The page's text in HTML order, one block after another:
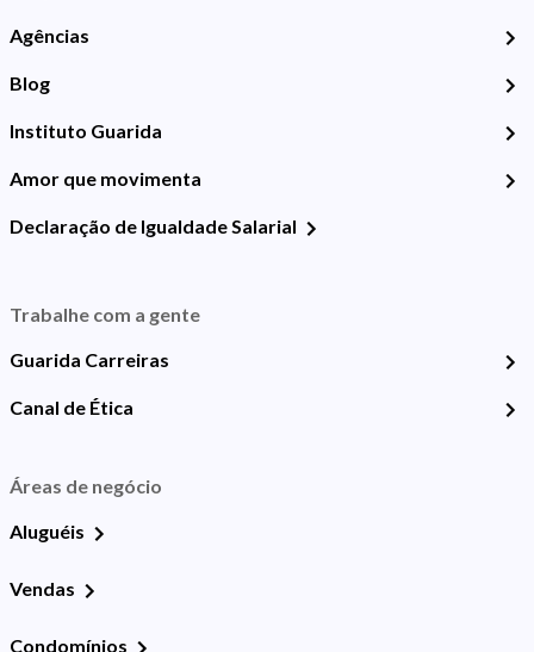
Agências
Blog
Instituto Guarida
Amor que movimenta
Declaração de Igualdade Salarial
Trabalhe com a gente
Guarida Carreiras
Canal de Ética
Áreas de negócio
Aluguéis
Vendas
Condomínios